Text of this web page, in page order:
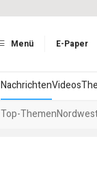
Menü E-Paper
NachrichtenVideos
Top-Themen